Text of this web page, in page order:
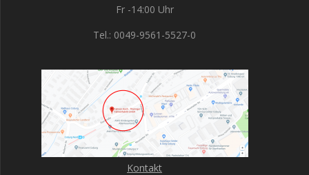
Fr -14:00 Uhr
Tel.: 0049-9561-5527-0
Kontakt